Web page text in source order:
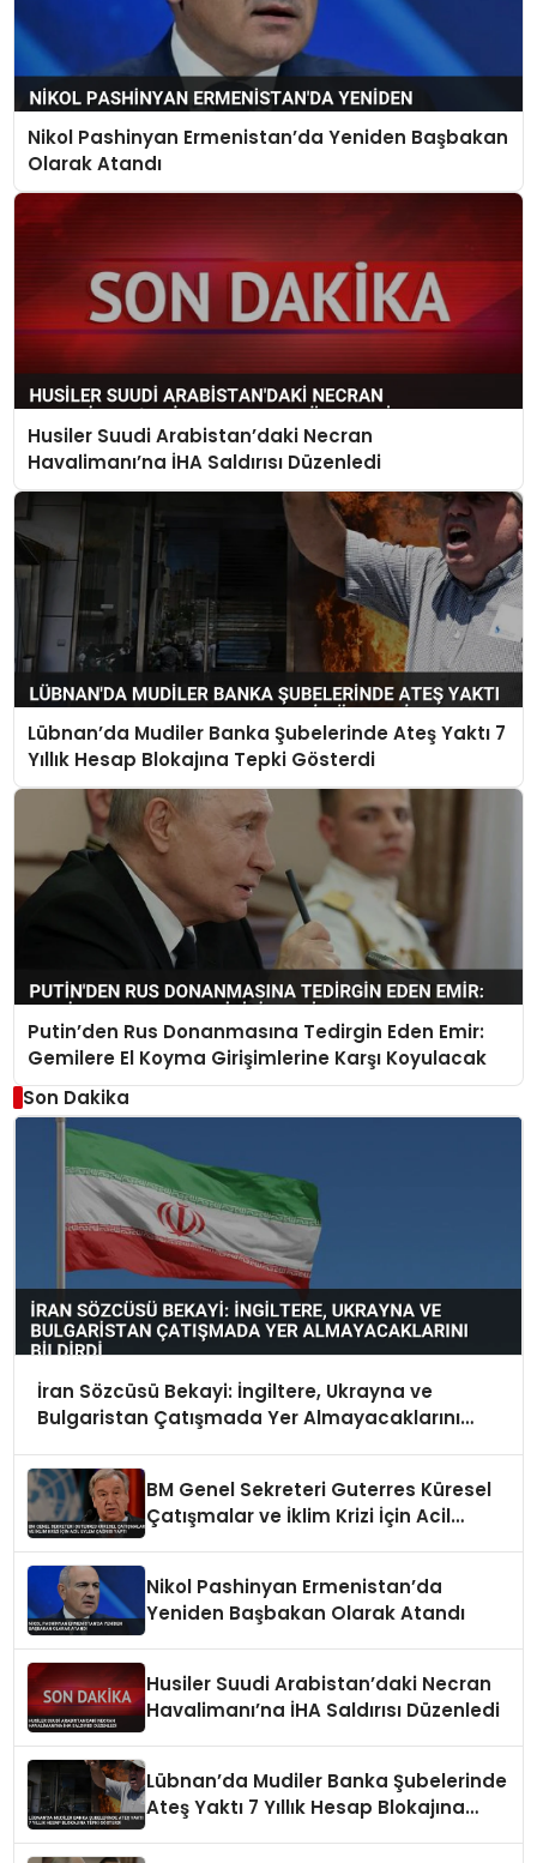
Nikol Pashinyan Ermenistan’da Yeniden Başbakan
Olarak Atandı
Husiler Suudi Arabistan’daki Necran
Havalimanı’na İHA Saldırısı Düzenledi
Lübnan’da Mudiler Banka Şubelerinde Ateş Yaktı 7
Yıllık Hesap Blokajına Tepki Gösterdi
Putin’den Rus Donanmasına Tedirgin Eden Emir:
Gemilere El Koyma Girişimlerine Karşı Koyulacak
Son Dakika
İran Sözcüsü Bekayi: İngiltere, Ukrayna ve
Bulgaristan Çatışmada Yer Almayacaklarını
BM Genel Sekreteri Guterres Küresel
Çatışmalar ve İklim Krizi İçin Acil
Nikol Pashinyan Ermenistan’da
Yeniden Başbakan Olarak Atandı
Husiler Suudi Arabistan’daki Necran
Havalimanı’na İHA Saldırısı Düzenledi
Lübnan’da Mudiler Banka Şubelerinde
Ateş Yaktı 7 Yıllık Hesap Blokajına